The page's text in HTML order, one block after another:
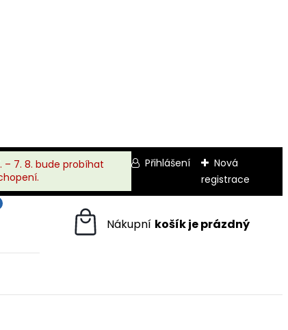
– 7. 8. bude probíhat
Přihlášení
Nová
registrace